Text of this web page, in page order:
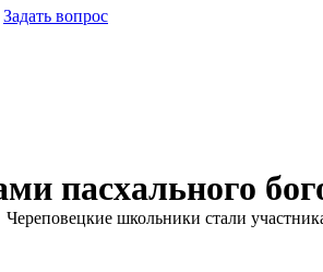
Задать вопрос
пасхального
Череповецкие школьники стали